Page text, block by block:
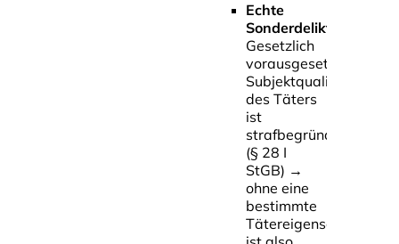
Echte
Sonderdelikte
Gesetzlich
vorausgesetzte
Subjektqualität
des Täters
ist
strafbegründend
(§ 28 I
StGB) →
ohne eine
bestimmte
Tätereigenschaft